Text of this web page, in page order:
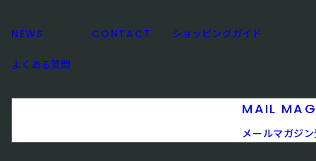
NEWS CONTACT ショッピングガイド
よくある質問
MAIL
メールマガジ